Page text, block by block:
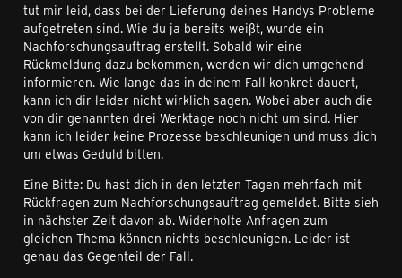
tut mir leid, dass bei der Lieferung deines Handys Probleme
aufgetreten sind. Wie du ja bereits weißt, wurde ein
Nachforschungsauftrag erstellt. Sobald wir eine
Rückmeldung dazu bekommen, werden wir dich umgehend
informieren. Wie lange das in deinem Fall konkret dauert,
kann ich dir leider nicht wirklich sagen. Wobei aber auch die
von dir genannten drei Werktage noch nicht um sind. Hier
kann ich leider keine Prozesse beschleunigen und muss dich
um etwas Geduld bitten.
Eine Bitte: Du hast dich in den letzten Tagen mehrfach mit
Rückfragen zum Nachforschungsauftrag gemeldet. Bitte sieh
in nächster Zeit davon ab. Widerholte Anfragen zum
gleichen Thema können nichts beschleunigen. Leider ist
genau das Gegenteil der Fall.